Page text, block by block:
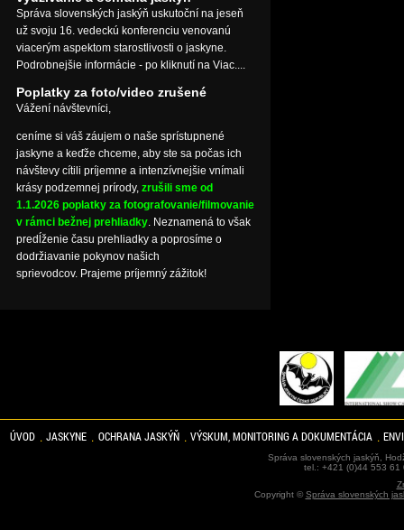
Správa slovenských jaskýň uskutoční na jeseň
už svoju 16. vedeckú konferenciu venovanú
viacerým aspektom starostlivosti o jaskyne.
Podrobnejšie informácie - po kliknutí na Viac....
Poplatky za foto/video zrušené
Vážení návštevníci,
ceníme si váš záujem o naše sprístupnené
jaskyne a keďže chceme, aby ste sa počas ich
návštevy cítili príjemne a intenzívnejšie vnímali
krásy podzemnej prírody, zrušili sme od
1.1.2026 poplatky za fotografovanie/filmovanie
v rámci bežnej prehliadky. Neznamená to však
predĺženie času prehliadky a poprosíme o
dodržiavanie pokynov našich
sprievodcov. Prajeme príjemný zážitok!
ÚVOD JASKYNE OCHRANA JASKÝŇ VÝSKUM, MONITORING A DOKUMENTÁCIA
Správa slovenských jaskýň,
tel.: +421 (0)44 553
Copyright ©Správa slovenských